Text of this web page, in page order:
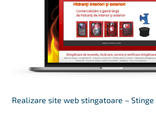
Realizare site web stingatoare – Stinge